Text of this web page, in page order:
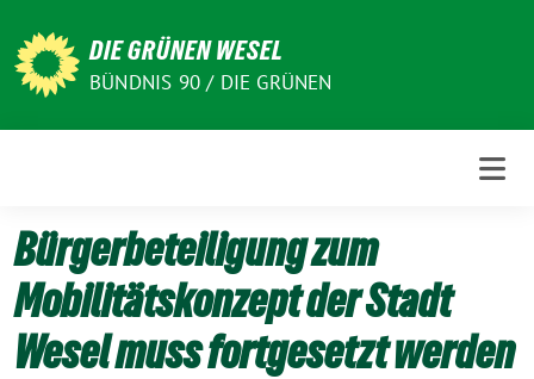
zum
Inhalt
DIE GRÜNEN WESEL
BÜNDNIS 90 / DIE GRÜNEN
Bürgerbeteiligung zum
Mobilitätskonzept der Stadt
Wesel muss fortgesetzt werden